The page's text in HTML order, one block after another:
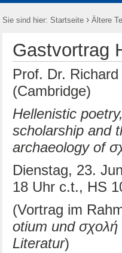
Sie sind hier: Startseite › Ältere
Gastvortrag
Prof. Dr.
(Cambridge)
Hellenistic
scholarship and
archaeology of
Dienstag, 23.
18 Uhr c.t., HS
(Vortrag im
otium und
Literatur)